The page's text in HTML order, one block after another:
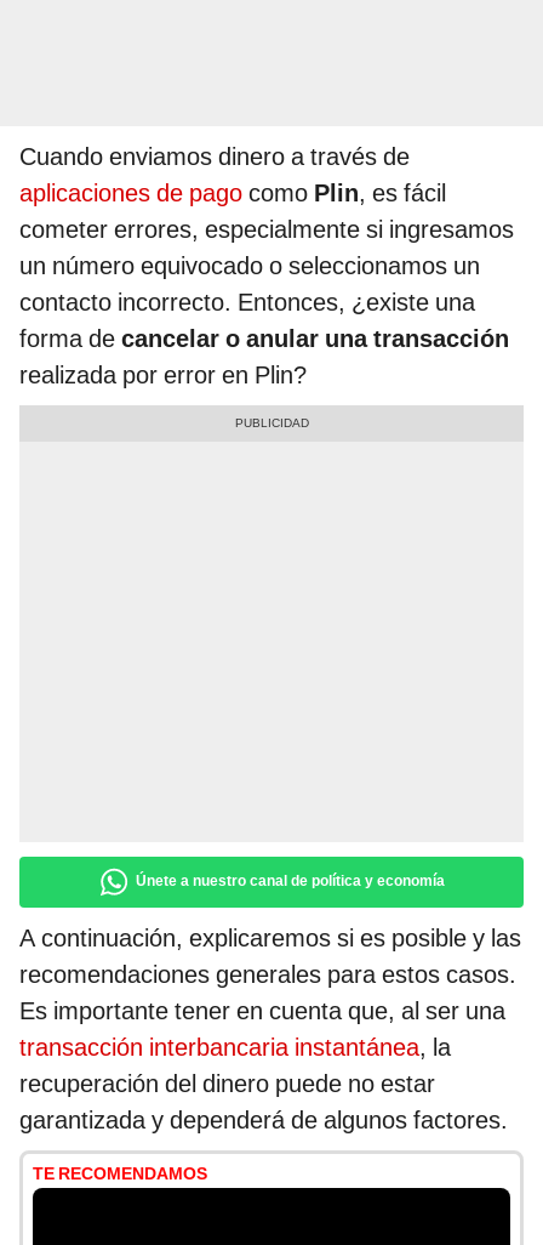
Cuando enviamos dinero a través de
aplicaciones de pago como Plin, es fácil
cometer errores, especialmente si ingresamos
un número equivocado o seleccionamos un
contacto incorrecto. Entonces, ¿existe una
forma de cancelar o anular una transacción
realizada por error en Plin?
Únete a nuestro canal de política y economía
A continuación, explicaremos si es posible y las
recomendaciones generales para estos casos.
Es importante tener en cuenta que, al ser una
transacción interbancaria instantánea, la
recuperación del dinero puede no estar
garantizada y dependerá de algunos factores.
TE RECOMENDAMOS